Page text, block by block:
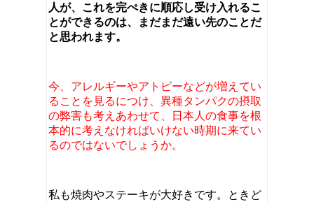
人が、これを完ぺきに順応し受け入れるこ
とができるのは、まだまだ遠い先のことだ
と思われます。
今、アレルギーやアトピーなどが増えてい
ることを見るにつけ、異種タンパクの摂取
の弊害も考えあわせて、日本人の食事を根
本的に考えなければいけない時期に来てい
るのではないでしょうか。
私も焼肉やステーキが大好きです。ときど